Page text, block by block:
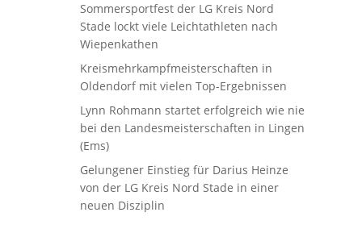
Sommersportfest der LG Kreis Nord
Stade lockt viele Leichtathleten nach
Wiepenkathen
Kreismehrkampfmeisterschaften in
Oldendorf mit vielen Top-Ergebnissen
Lynn Rohmann startet erfolgreich wie nie
bei den Landesmeisterschaften in Lingen
(Ems)
Gelungener Einstieg für Darius Heinze
von der LG Kreis Nord Stade in einer
neuen Disziplin